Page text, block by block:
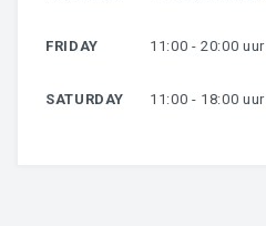
FRIDAY 11:00 - 20:00 uur
SATURDAY 11:00 - 18:00 uur